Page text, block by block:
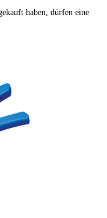
haben, dürfen eine